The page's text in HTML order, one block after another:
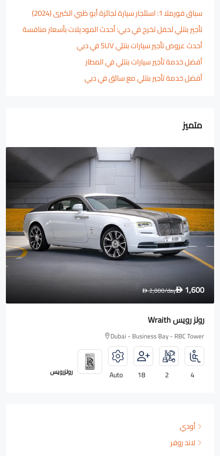
سباق فورملا 1: استئجار سيارة لجائزة أبو ظبي الكبرى (2024)
تأجير بنتلي لحفل تخرج في دبي: أحدث الموديلات بأسعار منافسة
أحدث عروض تأجير سيارات بنتلي SUV في دبي
أفضل خدمة تأجير سيارات بنتلي في المطار
أفضل خدمة تأجير بنتلي مع سائق في دبي
متميز
D 1,600
D2,000/day
رولز رويس Wraith
Dubai - Business Bay - RBC Tower
4
2
18
Auto رولزرويس
أودي
لاند روفر